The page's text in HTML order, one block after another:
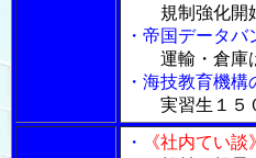
規制強化開
・帝国データ
運輸・倉庫
・海技教育機
実習生１５
・
《社内てい談